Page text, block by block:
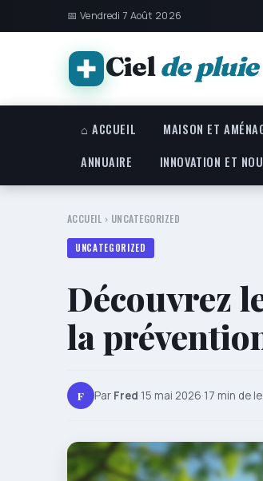
📅 Vendredi 7 Août 2026
Cielde pluie
⌂ ACCUEIL MAISON ET
ANNUAIRE
INNOVATION ET
ACCUEIL › UNCATEGORIZED
UNCATEGORIZED
Découvrez
la
F Par Fred·15 mai 2026·17 min de